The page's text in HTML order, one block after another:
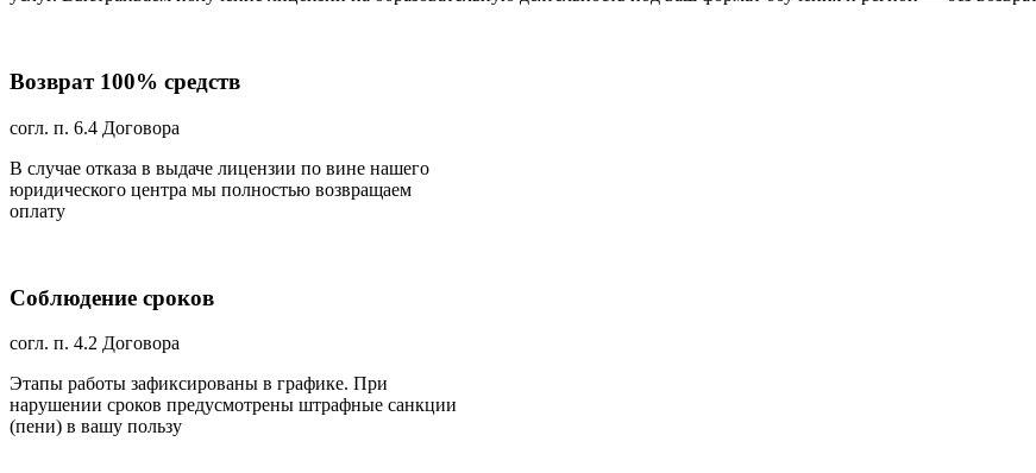
Возврат 100% средств
согл. п. 6.4 Договора
В случае отказа в выдаче лицензии по вине нашего
юридического центра мы полностью возвращаем
оплату
Соблюдение сроков
согл. п. 4.2 Договора
Этапы работы зафиксированы в графике. При
нарушении сроков предусмотрены штрафные санкции
(пени) в вашу пользу